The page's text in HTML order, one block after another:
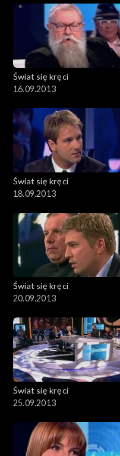
Świat się kręci
16.09.2013
Świat się kręci
18.09.2013
Świat się kręci
20.09.2013
Świat się kręci
25.09.2013